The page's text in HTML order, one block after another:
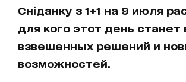
Сніданку з 1+1 на 9 июля
для кого этот день
взвешенных решений и
возможностей.